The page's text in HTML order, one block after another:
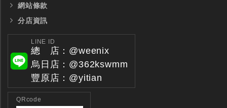
網站條款
分店資訊
LINE ID
總 店：@weenix
烏日店：@362kswmm
豐原店：@yitian
QRcode